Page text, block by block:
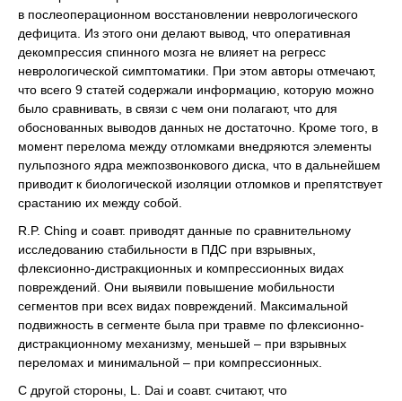
в послеоперационном восстановлении неврологического
дефицита. Из этого они делают вывод, что оперативная
декомпрессия спинного мозга не влияет на регресс
неврологической симптоматики. При этом авторы отмечают,
что всего 9 статей содержали информацию, которую можно
было сравнивать, в связи с чем они полагают, что для
обоснованных выводов данных не достаточно. Кроме того, в
момент перелома между отломками внедряются элементы
пульпозного ядра межпозвонкового диска, что в дальнейшем
приводит к биологической изоляции отломков и препятствует
срастанию их между собой.
R.P. Ching и соавт. приводят данные по сравнительному
исследованию стабильности в ПДС при взрывных,
флексионно-дистракционных и компрессионных видах
повреждений. Они выявили повышение мобильности
сегментов при всех видах повреждений. Максимальной
подвижность в сегменте была при травме по флексионно-
дистракционному механизму, меньшей – при взрывных
переломах и минимальной – при компрессионных.
C другой стороны, L. Dai и соавт. считают, что